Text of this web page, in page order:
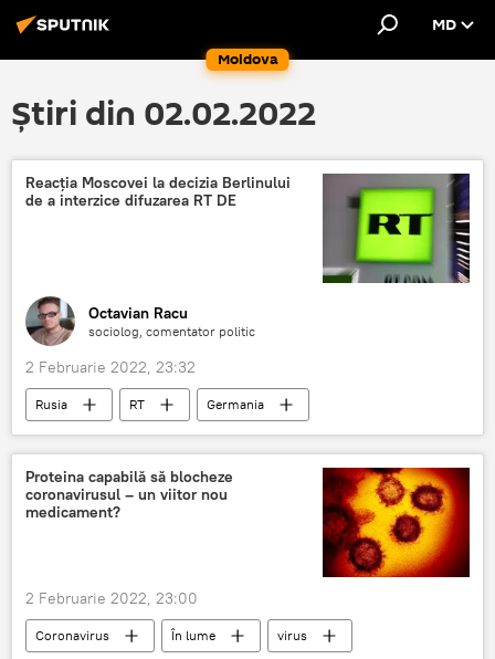
Moldova
MD
Știri din 02.02.2022
Reacția Moscovei la decizia Berlinului
de a interzice difuzarea RT DE
Octavian Racu
sociolog, comentator politic
2 Februarie 2022, 23:32
Rusia RT Germania
Proteina capabilă să blocheze
coronavirusul – un viitor nou
medicament?
2 Februarie 2022, 23:00
Coronavirus În lume
virus